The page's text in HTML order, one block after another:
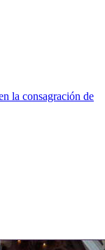
la consagración de